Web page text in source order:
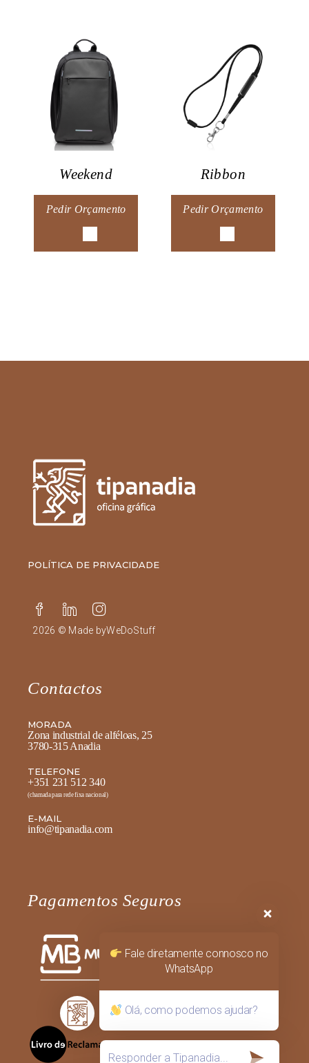
Weekend
Pedir Orçamento
Ribbon
Pedir Orçamento
POLÍTICA DE PRIVACIDADE
2026 © Made byWeDoStuff
Contactos
MORADA
Zona industrial de alféloas, 25
3780-315 Anadia
TELEFONE
+351 231 512 340
(chamada para rede fixa nacional)
E-MAIL
info@tipanadia.com
Pagamentos Seguros
Fale diretamente connosco no
WhatsApp
Olá, como podemos ajudar?